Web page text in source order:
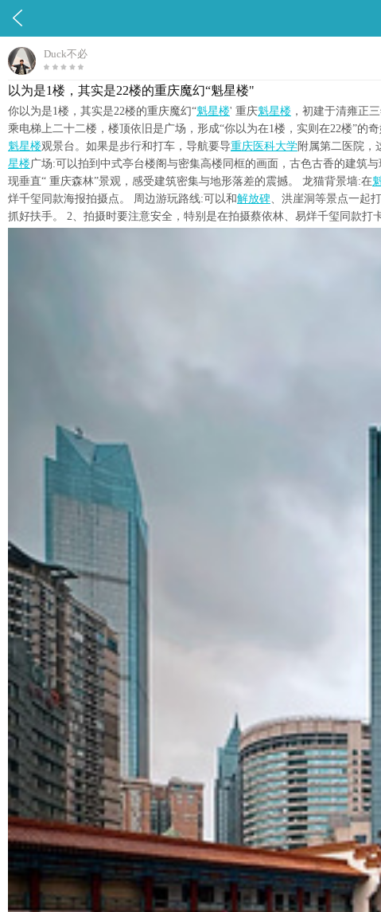

Duck不必
以为是1楼，其实是22楼的重庆魔幻“魁星楼"
你以为是1楼，其实是22楼的重庆魔幻“魁星楼' 重庆魁星楼 ，初建于清雍正
乘电梯上二十二楼，楼顶依旧是广场，形成“你以为在1楼，实则在22楼”的
魁星楼观景台。如果是步行和打车，导航要导重庆医科大学附属第二医院，
星楼广场:可以拍到中式亭台楼阁与密集高楼同框的画面，古色古香的建筑
现垂直“ 重庆森林”景观，感受建筑密集与地形落差的震撼。 龙猫背景墙:在
烊千玺同款海报拍摄点。 周边游玩路线:可以和解放碑、洪崖洞等景点一起
抓好扶手。 2、拍摄时要注意安全，特别是在拍摄蔡依林、易烊千玺同款